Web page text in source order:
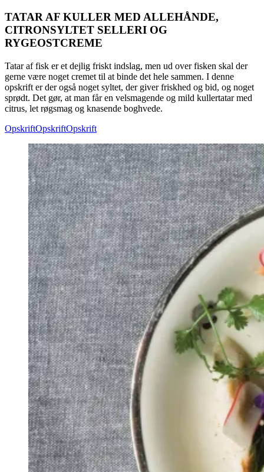
TATAR AF KULLER MED ALLEHÅNDE,
CITRONSYLTET SELLERI OG
RYGEOSTCREME
Tatar af fisk er et dejlig friskt indslag, men ud over fisken skal der
gerne være noget cremet til at binde det hele sammen. I denne
opskrift er der også noget syltet, der giver friskhed og bid, og noget
sprødt. Det gør, at man får en velsmagende og mild kullertatar med
citrus, let røgsmag og knasende boghvede.
OpskriftOpskriftOpskrift